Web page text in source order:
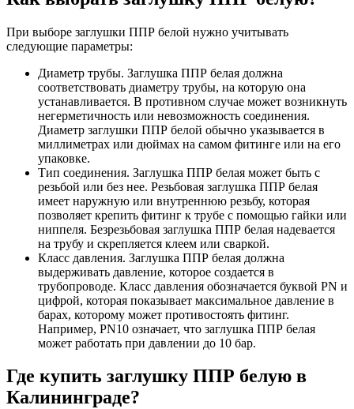
При выборе заглушки ППР белой нужно учитывать
следующие параметры:
Диаметр трубы. Заглушка ППР белая должна
соответствовать диаметру трубы, на которую она
устанавливается. В противном случае может возникнуть
негерметичность или невозможность соединения.
Диаметр заглушки ППР белой обычно указывается в
миллиметрах или дюймах на самом фитинге или на его
упаковке.
Тип соединения. Заглушка ППР белая может быть с
резьбой или без нее. Резьбовая заглушка ППР белая
имеет наружную или внутреннюю резьбу, которая
позволяет крепить фитинг к трубе с помощью гайки или
ниппеля. Безрезьбовая заглушка ППР белая надевается
на трубу и скрепляется клеем или сваркой.
Класс давления. Заглушка ППР белая должна
выдерживать давление, которое создается в
трубопроводе. Класс давления обозначается буквой PN и
цифрой, которая показывает максимальное давление в
барах, которому может противостоять фитинг.
Например, PN10 означает, что заглушка ППР белая
может работать при давлении до 10 бар.
Где купить заглушку ППР белую в
Калининграде?